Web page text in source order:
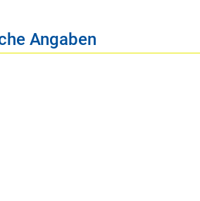
Angaben